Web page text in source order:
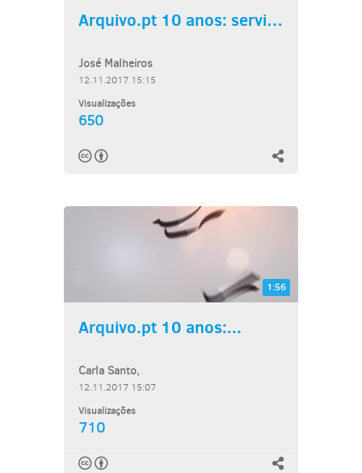
Arquivo.pt 10 anos: serviço...
José Malheiros
12.11.2017 15:15
Visualizações
650
1:56
Arquivo.pt 10 anos:...
Carla Santo,
12.11.2017 15:07
Visualizações
710